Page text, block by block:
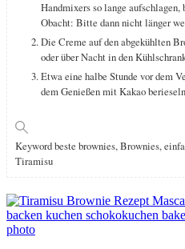
Handmixers so lange
Obacht: Bitte dann nicht länger
Die Creme auf den abgekühlten
oder über Nacht in den
Etwa eine halbe Stunde vor dem
dem Genießen mit Kakao
Keywordbeste brownies, Brownies,
Tiramisu